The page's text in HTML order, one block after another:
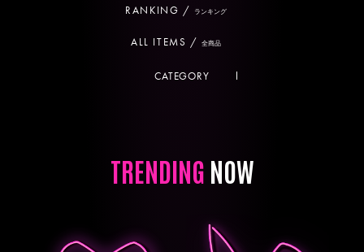
RANKING / ランキング
ALL ITEMS /全商品
CATEGORY
TRENDING NOW